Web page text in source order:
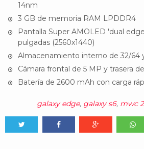
14nm
3 GB de memoria RAM LPDDR4
Pantalla Super AMOLED 'dual
pulgadas (2560x1440)
Almacenamiento interno de 32/64
Cámara frontal de 5 MP y trasera
Batería de 2600 mAh con carga
galaxy edge, galaxy s6, mwc